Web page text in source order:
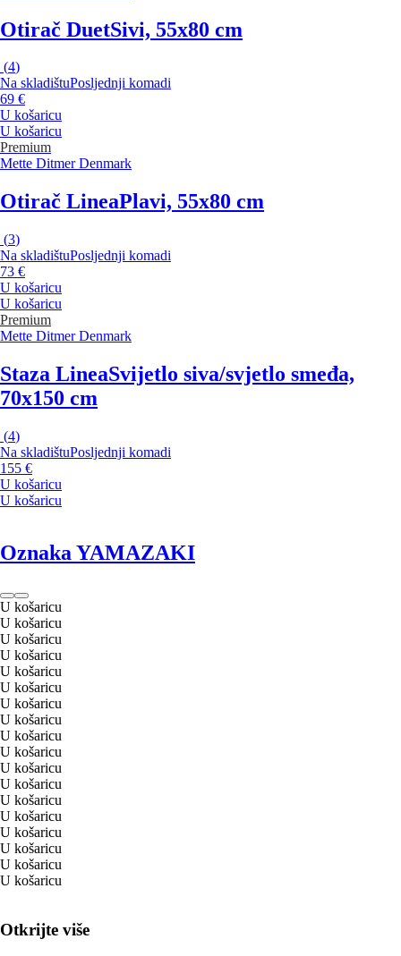
Otirač DuetSivi, 55x80 cm
(4)
Na skladištuPosljednji komadi
69 €
U košaricu
U košaricu
Premium
Mette Ditmer Denmark
Otirač LineaPlavi, 55x80 cm
(3)
Na skladištuPosljednji komadi
73 €
U košaricu
U košaricu
Premium
Mette Ditmer Denmark
Staza LineaSvijetlo siva/svjetlo smeđa,
70x150 cm
(4)
Na skladištuPosljednji komadi
155 €
U košaricu
U košaricu
Oznaka YAMAZAKI
U košaricu
U košaricu
U košaricu
U košaricu
U košaricu
U košaricu
U košaricu
U košaricu
U košaricu
U košaricu
U košaricu
U košaricu
U košaricu
U košaricu
U košaricu
U košaricu
U košaricu
U košaricu
Otkrijte više